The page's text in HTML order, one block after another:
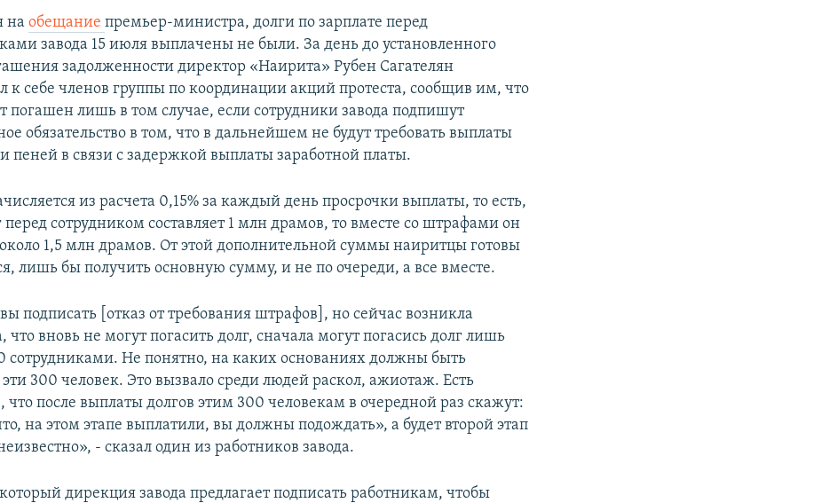
наобещаниепремьер-министра, долги по зарплате перед
завода 15 июля выплачены не были. За день до установленного
задолженности директор «Наирита» Рубен Сагателян
к себе членов группы по координации акций протеста, сообщив им, что
погашен лишь в том случае, если сотрудники завода подпишут
обязательство в том, что в дальнейшем не будут требовать выплаты
пеней в связи с задержкой выплаты заработной платы.
из расчета 0,15% за каждый день просрочки выплаты, то есть,
перед сотрудником составляет 1 млн драмов, то вместе со штрафами он
около 1,5 млн драмов. От этой дополнительной суммы наиритцы готовы
лишь бы получить основную сумму, и не по очереди, а все вместе.
подписать [отказ от требования штрафов], но сейчас возникла
что вновь не могут погасить долг, сначала могут погасись долг лишь
сотрудниками. Не понятно, на каких основаниях должны быть
300 человек. Это вызвало среди людей раскол, ажиотаж. Есть
что после выплаты долгов этим 300 человекам в очередной раз скажут:
на этом этапе выплатили, вы должны подождать», а будет второй этап
- сказал один из работников завода.
дирекция завода предлагает подписать работникам, чтобы